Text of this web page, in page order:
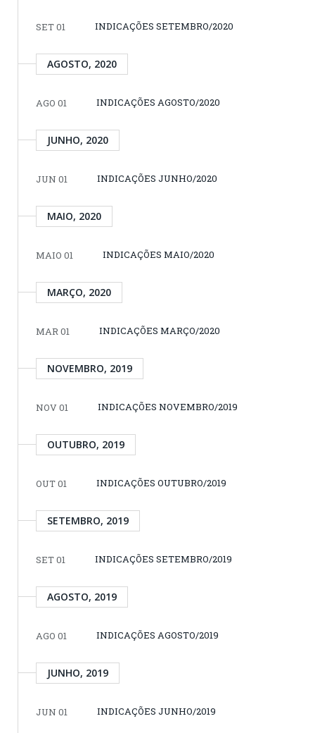
SET 01 INDICAÇÕES SETEMBRO/2020
AGOSTO, 2020
AGO 01 INDICAÇÕES AGOSTO/2020
JUNHO, 2020
JUN 01 INDICAÇÕES JUNHO/2020
MAIO, 2020
MAIO 01 INDICAÇÕES MAIO/2020
MARÇO, 2020
MAR 01 INDICAÇÕES MARÇO/2020
NOVEMBRO, 2019
NOV 01 INDICAÇÕES NOVEMBRO/2019
OUTUBRO, 2019
OUT 01 INDICAÇÕES OUTUBRO/2019
SETEMBRO, 2019
SET 01 INDICAÇÕES SETEMBRO/2019
AGOSTO, 2019
AGO 01 INDICAÇÕES AGOSTO/2019
JUNHO, 2019
JUN 01 INDICAÇÕES JUNHO/2019